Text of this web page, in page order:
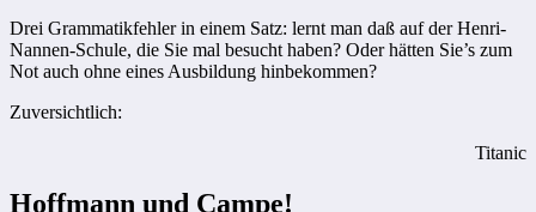
Drei Grammatikfehler in einem Satz: lernt man daß auf der Henri-
Nannen-Schule, die Sie mal besucht haben? Oder hätten Sie’s zum
Not auch ohne eines Ausbildung hinbekommen?
Zuversichtlich:
Titanic
Hoffmann und Campe!